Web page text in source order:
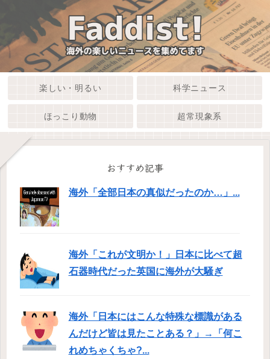
楽しい・明るい 科学ニュース
ほっこり動物 超常現象系
おすすめ記事
海外「全部日本の真似だったのか…」...
海外「これが文明か！」日本に比べて超
石器時代だった英国に海外が大騒ぎ
海外「日本にはこんな特殊な標識がある
んだけど皆は見たことある？」→「何こ
れめちゃくちゃ?...